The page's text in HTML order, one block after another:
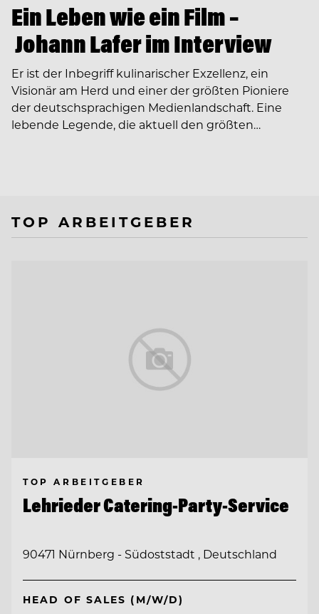
Ein Leben wie ein Film –
Johann Lafer im Interview
Er ist der Inbegriff kulinarischer Exzellenz, ein
Visionär am Herd und einer der größten Pioniere
der deutschsprachigen Medienlandschaft. Eine
lebende Legende, die aktuell den größten…
TOP ARBEITGEBER
TOP ARBEITGEBER
Lehrieder Catering-Party-Service
90471 Nürnberg - Südoststadt , Deutschland
HEAD OF SALES (M/W/D)